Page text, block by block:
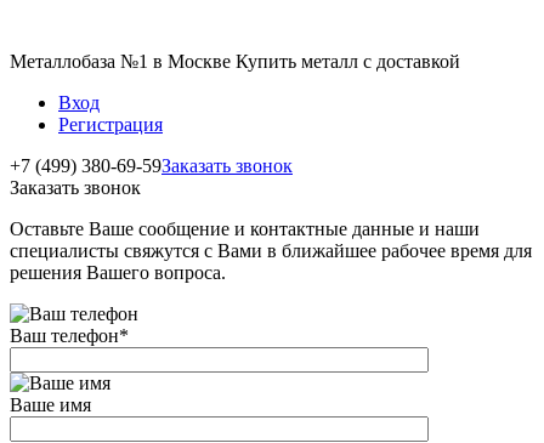
Металлобаза №1 в Москве Купить металл с доставкой
Вход
Регистрация
+7 (499) 380-69-59Заказать звонок
Заказать звонок
Оставьте Ваше сообщение и контактные данные и наши
специалисты свяжутся с Вами в ближайшее рабочее время для
решения Вашего вопроса.
Ваш телефон*
Ваше имя